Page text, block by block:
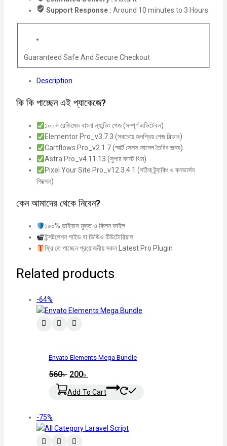
Support Response : Around 10 minutes to 3 Hours
Guaranteed Safe And Secure Checkout
Description
কি কি পাচ্ছেন এই প্যাকেজে?
১০০+ রেডিমেড বাংলা ল্যান্ডিং পেজ (সম্পূর্ণ এডিটেবল)
Elementor Pro_v3.7.3 (সবচেয়ে জনপ্রিয় পেজ বিল্ডার)
Cartflows Pro_v2.1.7 (স্মার্ট সেলস ফানেল তৈরির জন্য)
Astra Pro_v4.11.13 (সুপার ফাস্ট থিম)
Pixel Your Site Pro_v12.3.4.1 (সঠিক ট্র্যাকিং ও কনভার্সন
পিক্সেল)
কেন আমাদের থেকে নিবেন?
১০০% ভাইরাস মুক্ত ও ক্লিন ফাইল
ইন্সটলেশন গাইড বা ভিডিও টিউটোরিয়াল
ফ্রি তে পাচ্ছেন প্রয়োজনীয় সকল Latest Pro Plugin
Related products
-64%
Envato Elements Mega Bundle
560৳ 200৳
Add To Cart
-75%